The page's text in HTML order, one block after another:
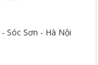
Sóc Sơn - Hà Nội